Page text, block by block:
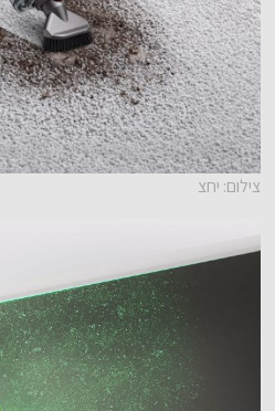
צילום: יחצ